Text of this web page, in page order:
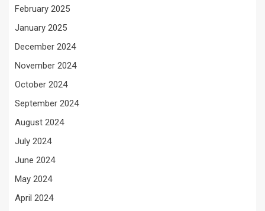
February 2025
January 2025
December 2024
November 2024
October 2024
September 2024
August 2024
July 2024
June 2024
May 2024
April 2024